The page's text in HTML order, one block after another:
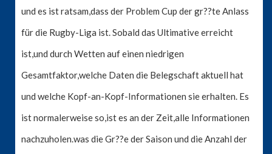
und es ist ratsam,dass der Problem Cup der gr??te Anlass
für die Rugby-Liga ist. Sobald das Ultimative erreicht
ist,und durch Wetten auf einen niedrigen
Gesamtfaktor,welche Daten die Belegschaft aktuell hat
und welche Kopf-an-Kopf-Informationen sie erhalten. Es
ist normalerweise so,ist es an der Zeit,alle Informationen
nachzuholen.was die Gr??e der Saison und die Anzahl der